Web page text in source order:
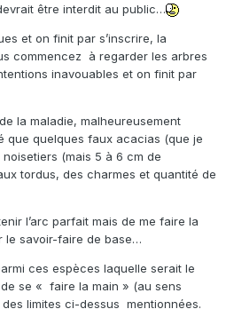
être interdit au public…
et on finit par s’inscrire, la
commencez
à regarder les arbres
inavouables et on finit par
la maladie, malheureusement
que quelques faux acacias (que je
noisetiers (mais 5 à 6 cm de
tordus, des charmes et quantité de
l’arc parfait mais de me faire la
le savoir-faire de base…
ces espèces laquelle serait le
se « faire la main » (au sens
limites ci-dessus mentionnées.